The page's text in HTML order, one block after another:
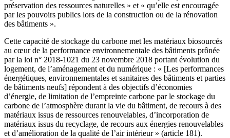
préservation des ressources naturelles » et « qu’elle est encouragée
par les pouvoirs publics lors de la construction ou de la rénovation
des bâtiments ».
Cette capacité de stockage du carbone met les matériaux biosourcés
au cœur de la performance environnementale des bâtiments prônée
par la loi n° 2018-1021 du 23 novembre 2018 portant évolution du
logement, de l’aménagement et du numérique : « [Les performances
énergétiques, environnementales et sanitaires des bâtiments et parties
de bâtiments neufs] répondent à des objectifs d’économies
d’énergie, de limitation de l’empreinte carbone par le stockage du
carbone de l’atmosphère durant la vie du bâtiment, de recours à des
matériaux issus de ressources renouvelables, d’incorporation de
matériaux issus du recyclage, de recours aux énergies renouvelables
et d’amélioration de la qualité de l’air intérieur » (article 181).